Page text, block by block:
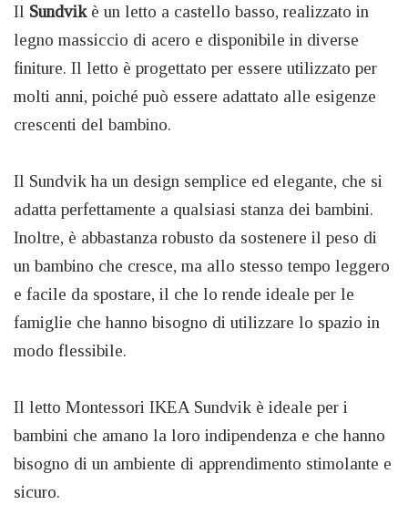
Il Sundvikè un letto a castello basso, realizzato in
legno massiccio di acero e disponibile in diverse
finiture. Il letto è progettato per essere utilizzato per
molti anni, poiché può essere adattato alle esigenze
crescenti del bambino.
Il Sundvik ha un design semplice ed elegante, che si
adatta perfettamente a qualsiasi stanza dei bambini.
Inoltre, è abbastanza robusto da sostenere il peso di
un bambino che cresce, ma allo stesso tempo leggero
e facile da spostare, il che lo rende ideale per le
famiglie che hanno bisogno di utilizzare lo spazio in
modo flessibile.
Il letto Montessori IKEA Sundvik è ideale per i
bambini che amano la loro indipendenza e che hanno
bisogno di un ambiente di apprendimento stimolante e
sicuro.